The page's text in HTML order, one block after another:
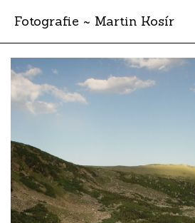
Fotografie ~ Martin Kosír
Moje obľúbené
Albumy
Archív
Vyhľadávanie